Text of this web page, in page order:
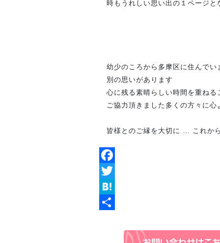
時もうれしい思い出の１ページと
幼少のころから多摩区に住んで
別の思いがあります
心に残る素晴らしい時間を重ねる
ご協力頂きました多くの方々に
皆様とのご縁を大切に … これか
Facebook
Twitter
Hatena